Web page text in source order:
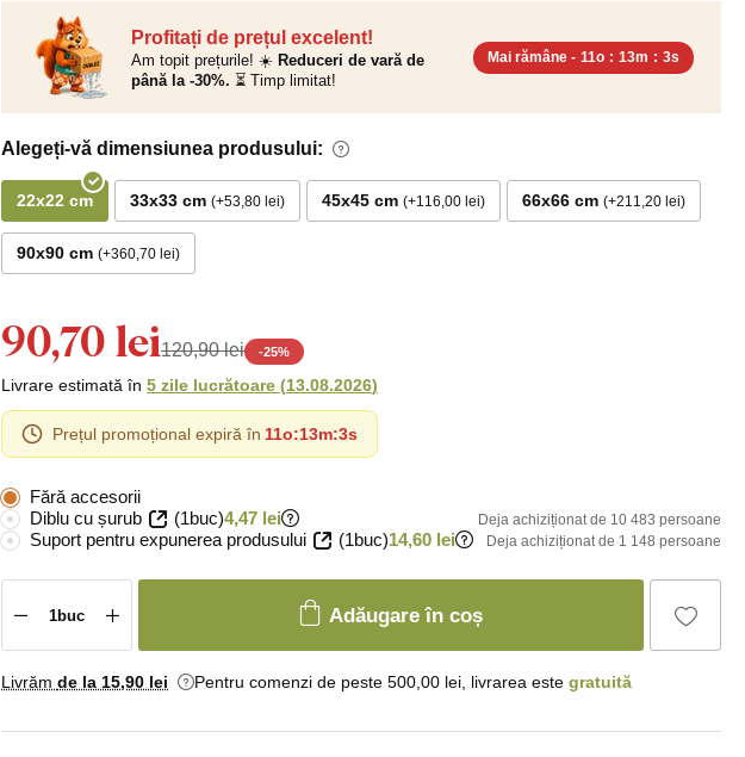
Profitați de prețul excelent!
Am topit prețurile! ☀️ Reduceri de vară de
până la -30%. ⏳ Timp limitat!
Mai rămâne - 11o : 13m : 2s
Alegeți-vă dimensiunea produsului:
22x22 cm 33x33 cm +53,80 lei 45x45 cm +116,00 lei 66x66 cm +211,20 lei
90x90 cm +360,70 lei
90,70 lei120,90 lei -25%
Livrare estimată în 5 zile lucrătoare (13.08.2026)
Prețul promoțional expiră în 11o:13m:2s
Fără accesorii
Diblu cu șurub
(1buc)4,47 lei Deja achiziționat de 10 483 persoane
Suport pentru expunerea produsului (1buc)14,60 lei Deja achiziționat de 1 148 persoane
Adăugare în coș
Livrăm de la 15,90 lei Pentru comenzi de peste 500,00 lei, livrarea este gratuită